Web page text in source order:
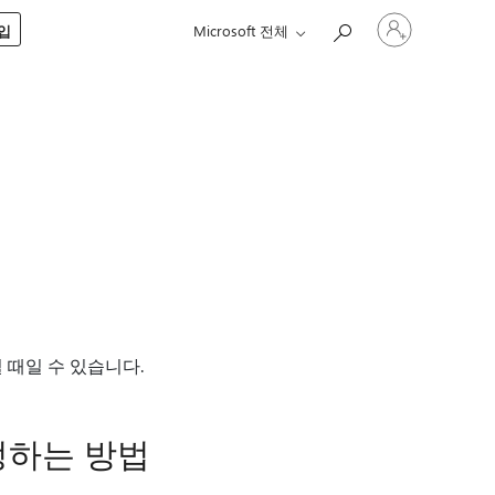
Microsoft 전체
하
일 수 있습니다.
는 방법